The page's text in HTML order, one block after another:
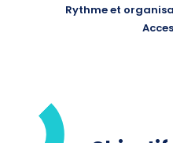
Rythme et